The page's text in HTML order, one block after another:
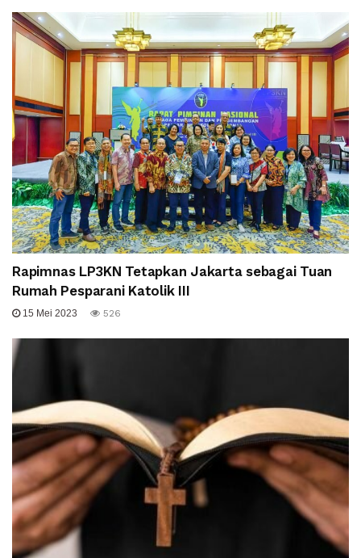
Rapimnas LP3KN Tetapkan Jakarta sebagai Tuan
Rumah Pesparani Katolik III
15 Mei 2023 526